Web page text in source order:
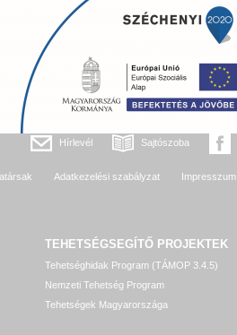
Hírlevél Sajtószoba
Adatkezelési szabályzat Impresszum
TEHETSÉGSEGÍTŐ PROJEKTEK
Tehetséghidak Program (TÁMOP 3.4.5)
Nemzeti Tehetség Program
Tehetségek Magyarországa